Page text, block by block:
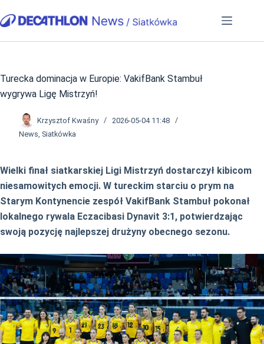
do
Turecka dominacja w Europie: VakifBank Stambuł
wygrywa Ligę Mistrzyń!
Krzysztof Kwaśny
2026-05-04 11:48
News, Siatkówka
Wielki finał siatkarskiej Ligi Mistrzyń dostarczył kibicom
niesamowitych emocji. W tureckim starciu o prym na
Starym Kontynencie zespół VakifBank Stambuł pokonał
lokalnego rywala Eczacibasi Dynavit 3:1, potwierdzając
swoją pozycję najlepszej drużyny obecnego sezonu.